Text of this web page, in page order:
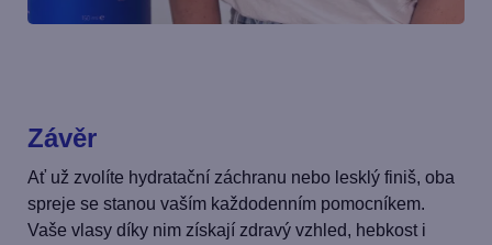
Závěr
Ať už zvolíte hydratační záchranu nebo lesklý finiš, oba
spreje se stanou vaším každodenním pomocníkem.
Vaše vlasy díky nim získají zdravý vzhled, hebkost i